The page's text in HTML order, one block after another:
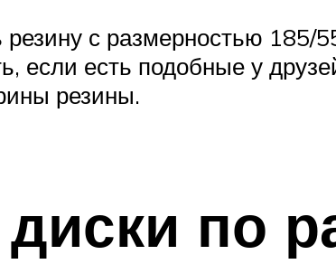
резину с размерностью
если есть подобные у
резины.
по